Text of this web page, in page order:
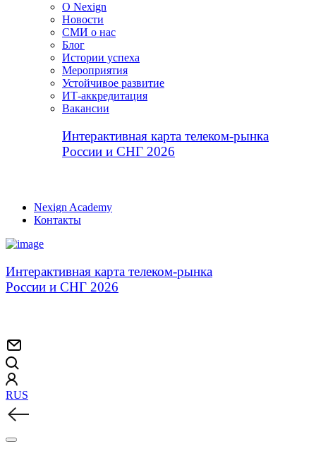
О Nexign
Новости
СМИ о нас
Блог
Истории успеха
Мероприятия
Устойчивое развитие
ИТ-аккредитация
Вакансии
Интерактивная карта телеком-рынка
России и СНГ 2026
Nexign Academy
Контакты
Интерактивная карта телеком-рынка
России и СНГ 2026
RUS